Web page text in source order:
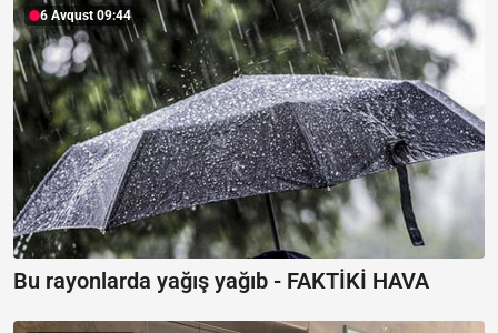
6 Avqust 09:44
Bu rayonlarda yağış yağıb - FAKTİKİ HAVA